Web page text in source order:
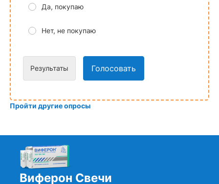
Виферон Свечи
Да, покупаю
Нет, не покупаю
Результаты Голосовать
Пройти другие опросы